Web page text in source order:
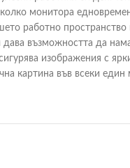
монитора
работно
възможността да
изображения с
картина във всеки